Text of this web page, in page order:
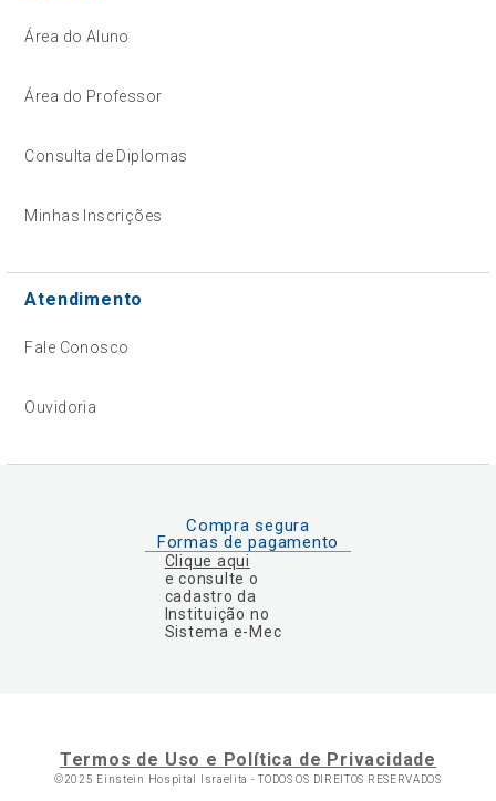
Área do Aluno
Área do Professor
Consulta de Diplomas
Minhas Inscrições
Atendimento
Fale Conosco
Ouvidoria
Compra segura
Formas de pagamento
Clique aqui
e consulte o
cadastro da
Instituição no
Sistema e-Mec
Termos de Uso e Política de Privacidade
©2025 Einstein Hospital Israelita -TODOS OS DIREITOS RESERVADOS